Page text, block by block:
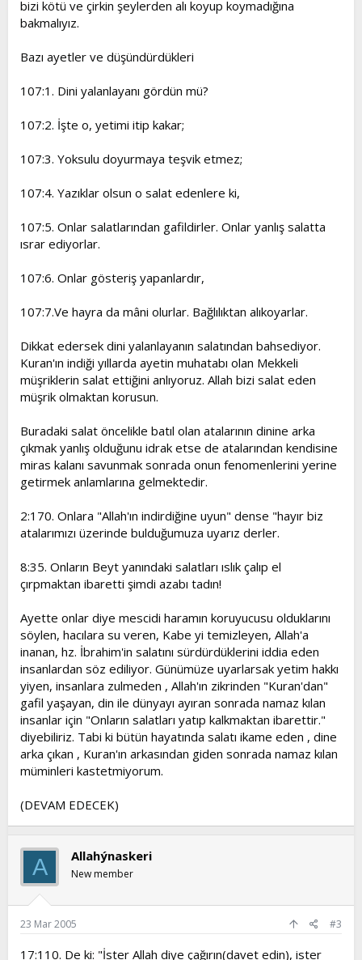
bizi kötü ve çirkin şeylerden alı koyup koymadığına
bakmalıyız.
Bazı ayetler ve düşündürdükleri
107:1. Dini yalanlayanı gördün mü?
107:2. İşte o, yetimi itip kakar;
107:3. Yoksulu doyurmaya teşvik etmez;
107:4. Yazıklar olsun o salat edenlere ki,
107:5. Onlar salatlarından gafildirler. Onlar yanlış salatta
ısrar ediyorlar.
107:6. Onlar gösteriş yapanlardır,
107:7.Ve hayra da mâni olurlar. Bağlılıktan alıkoyarlar.
Dikkat edersek dini yalanlayanın salatından bahsediyor.
Kuran'ın indiği yıllarda ayetin muhatabı olan Mekkeli
müşriklerin salat ettiğini anlıyoruz. Allah bizi salat eden
müşrik olmaktan korusun.
Buradaki salat öncelikle batıl olan atalarının dinine arka
çıkmak yanlış olduğunu idrak etse de atalarından kendisine
miras kalanı savunmak sonrada onun fenomenlerini yerine
getirmek anlamlarına gelmektedir.
2:170. Onlara "Allah'ın indirdiğine uyun" dense "hayır biz
atalarımızı üzerinde bulduğumuza uyarız derler.
8:35. Onların Beyt yanındaki salatları ıslık çalıp el
çırpmaktan ibaretti şimdi azabı tadın!
Ayette onlar diye mescidi haramın koruyucusu olduklarını
söylen, hacılara su veren, Kabe yi temizleyen, Allah'a
inanan, hz. İbrahim'in salatını sürdürdüklerini iddia eden
insanlardan söz ediliyor. Günümüze uyarlarsak yetim hakkı
yiyen, insanlara zulmeden , Allah'ın zikrinden "Kuran'dan"
gafil yaşayan, din ile dünyayı ayıran sonrada namaz kılan
insanlar için "Onların salatları yatıp kalkmaktan ibarettir."
diyebiliriz. Tabi ki bütün hayatında salatı ikame eden , dine
arka çıkan , Kuran'ın arkasından giden sonrada namaz kılan
müminleri kastetmiyorum.
(DEVAM EDECEK)
A Allahýnaskeri
New member
23 Mar 2005 #3
17:110. De ki: "İster Allah diye çağırın(davet edin), ister